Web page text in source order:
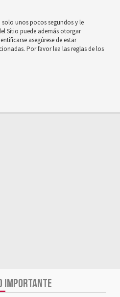
unos pocos segundos y le
Sitio puede además otorgar
asegúrese de estar
Por favor lea las reglas de los
IMPORTANTE